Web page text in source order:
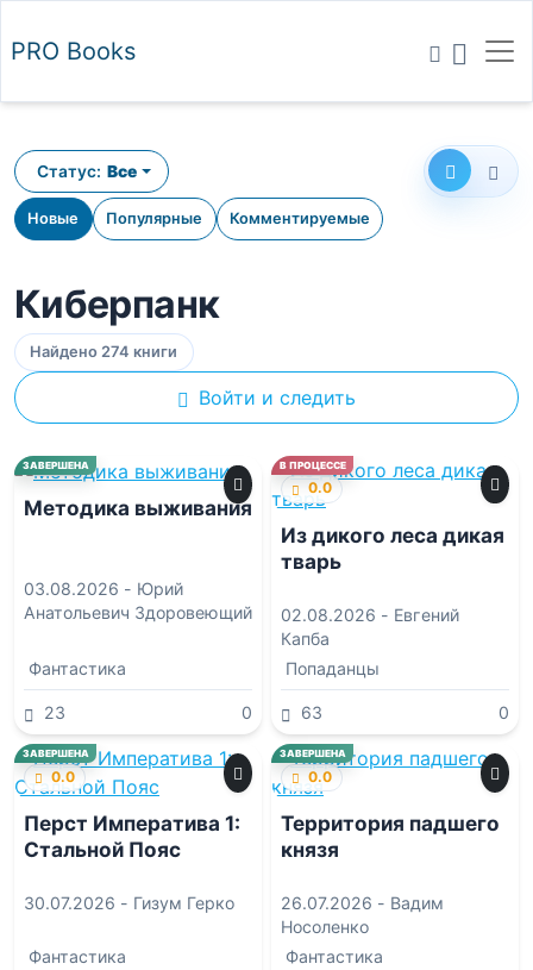
PRO Books
Новые Популярные Комментируемые
Статус: Все
Киберпанк
Найдено 274 книги
Войти и следить
ЗАВЕРШЕНА
0.0
Методика выживания
03.08.2026 - Юрий
Анатольевич Здоровеющий
Фантастика
23 0
В ПРОЦЕССЕ
0.0
Из дикого леса дикая
тварь
02.08.2026 - Евгений
Капба
Попаданцы
63 0
ЗАВЕРШЕНА
0.0
Перст Императива 1:
Стальной Пояс
30.07.2026 - Гизум Герко
Фантастика
ЗАВЕРШЕНА
0.0
Территория падшего
князя
26.07.2026 - Вадим
Носоленко
Фантастика